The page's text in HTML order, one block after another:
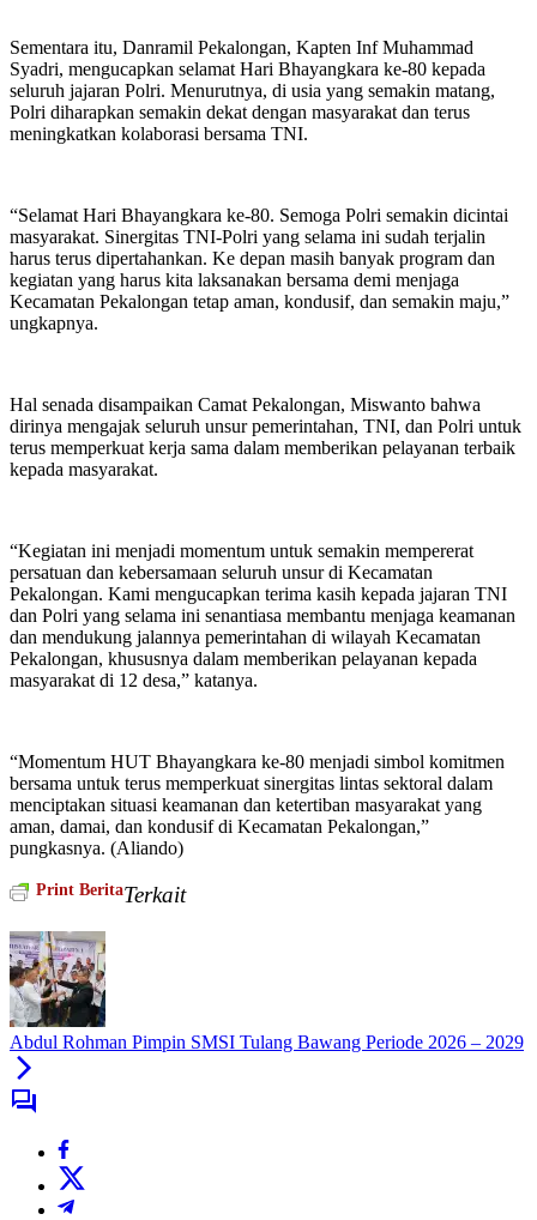
Sementara itu, Danramil Pekalongan, Kapten Inf Muhammad
Syadri, mengucapkan selamat Hari Bhayangkara ke-80 kepada
seluruh jajaran Polri. Menurutnya, di usia yang semakin matang,
Polri diharapkan semakin dekat dengan masyarakat dan terus
meningkatkan kolaborasi bersama TNI.
“Selamat Hari Bhayangkara ke-80. Semoga Polri semakin dicintai
masyarakat. Sinergitas TNI-Polri yang selama ini sudah terjalin
harus terus dipertahankan. Ke depan masih banyak program dan
kegiatan yang harus kita laksanakan bersama demi menjaga
Kecamatan Pekalongan tetap aman, kondusif, dan semakin maju,”
ungkapnya.
Hal senada disampaikan Camat Pekalongan, Miswanto bahwa
dirinya mengajak seluruh unsur pemerintahan, TNI, dan Polri untuk
terus memperkuat kerja sama dalam memberikan pelayanan terbaik
kepada masyarakat.
“Kegiatan ini menjadi momentum untuk semakin mempererat
persatuan dan kebersamaan seluruh unsur di Kecamatan
Pekalongan. Kami mengucapkan terima kasih kepada jajaran TNI
dan Polri yang selama ini senantiasa membantu menjaga keamanan
dan mendukung jalannya pemerintahan di wilayah Kecamatan
Pekalongan, khususnya dalam memberikan pelayanan kepada
masyarakat di 12 desa,” katanya.
“Momentum HUT Bhayangkara ke-80 menjadi simbol komitmen
bersama untuk terus memperkuat sinergitas lintas sektoral dalam
menciptakan situasi keamanan dan ketertiban masyarakat yang
aman, damai, dan kondusif di Kecamatan Pekalongan,”
pungkasnya. (Aliando)
Print BeritaTerkait
Abdul Rohman Pimpin SMSI Tulang Bawang Periode 2026 – 2029